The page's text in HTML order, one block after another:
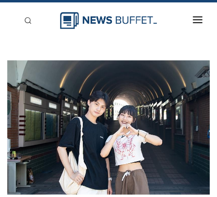
新聞稿分類
登入
刊登